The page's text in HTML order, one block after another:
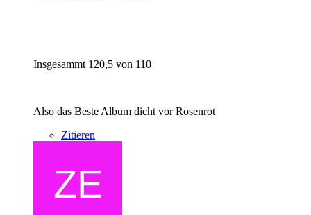
Insgesammt 120,5 von 110
Also das Beste Album dicht vor Rosenrot
Zitieren